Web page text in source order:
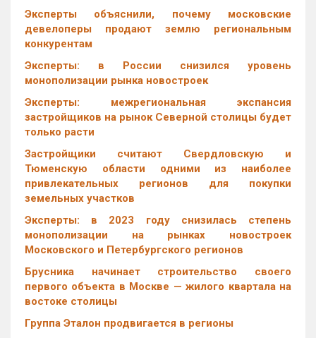
Эксперты объяснили, почему московские
девелоперы продают землю региональным
конкурентам
Эксперты: в России снизился уровень
монополизации рынка новостроек
Эксперты: межрегиональная экспансия
застройщиков на рынок Северной столицы будет
только расти
Застройщики считают Свердловскую и
Тюменскую области одними из наиболее
привлекательных регионов для покупки
земельных участков
Эксперты: в 2023 году снизилась степень
монополизации на рынках новостроек
Московского и Петербургского регионов
Брусника начинает строительство своего
первого объекта в Москве — жилого квартала на
востоке столицы
Группа Эталон продвигается в регионы